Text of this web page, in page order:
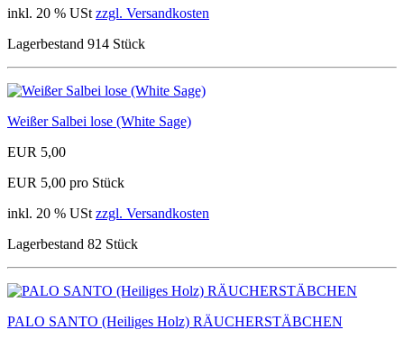
inkl. 20 % USt zzgl. Versandkosten
Lagerbestand 914 Stück
Weißer Salbei lose (White Sage)
EUR 5,00
EUR 5,00 pro Stück
inkl. 20 % USt zzgl. Versandkosten
Lagerbestand 82 Stück
PALO SANTO (Heiliges Holz) RÄUCHERSTÄBCHEN